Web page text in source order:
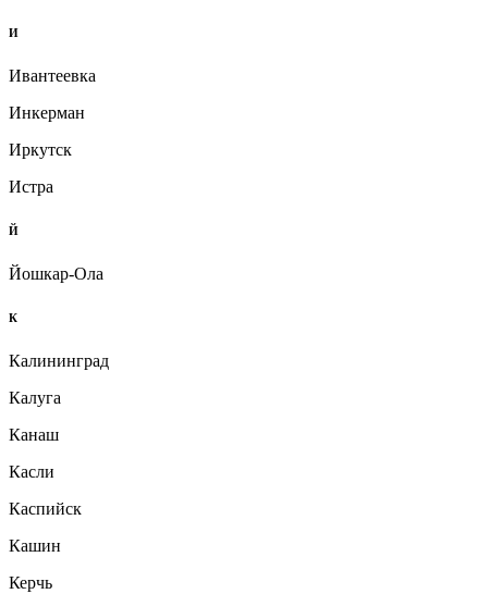
И
Ивантеевка
Инкерман
Иркутск
Истра
Й
Йошкар-Ола
К
Калининград
Калуга
Канаш
Касли
Каспийск
Кашин
Керчь